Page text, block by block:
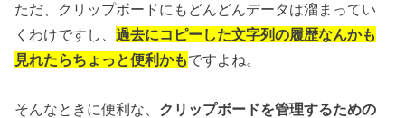
ただ、クリップボードにもどんどんデータは溜まってい
くわけですし、過去にコピーした文字列の履歴なんかも
見れたらちょっと便利かもですよね。
そんなときに便利な、 クリップボードを管理するための